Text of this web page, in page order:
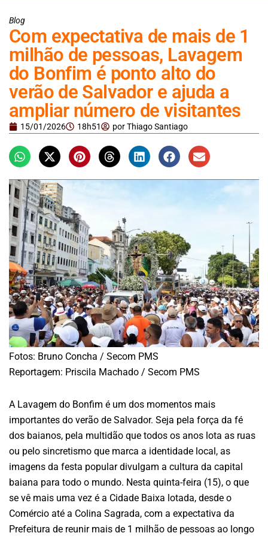
Blog
Com expectativa de mais de 1
milhão de pessoas, Lavagem
do Bonfim é ponto alto do
verão de Salvador e ajuda a
ampliar número de visitantes
15/01/2026 18h51 porThiago Santiago
Fotos: Bruno Concha / Secom PMS
Reportagem: Priscila Machado / Secom PMS
A Lavagem do Bonfim é um dos momentos mais
importantes do verão de Salvador. Seja pela força da fé
dos baianos, pela multidão que todos os anos lota as ruas
ou pelo sincretismo que marca a identidade local, as
imagens da festa popular divulgam a cultura da capital
baiana para todo o mundo. Nesta quinta-feira (15), o que
se vê mais uma vez é a Cidade Baixa lotada, desde o
Comércio até a Colina Sagrada, com a expectativa da
Prefeitura de reunir mais de 1 milhão de pessoas ao longo